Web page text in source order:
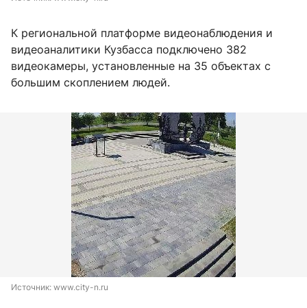
К региональной платформе видеонаблюдения и
видеоаналитики Кузбасса подключено 382
видеокамеры, установленные на 35 объектах с
большим скоплением людей.
Источник: www.city-n.ru